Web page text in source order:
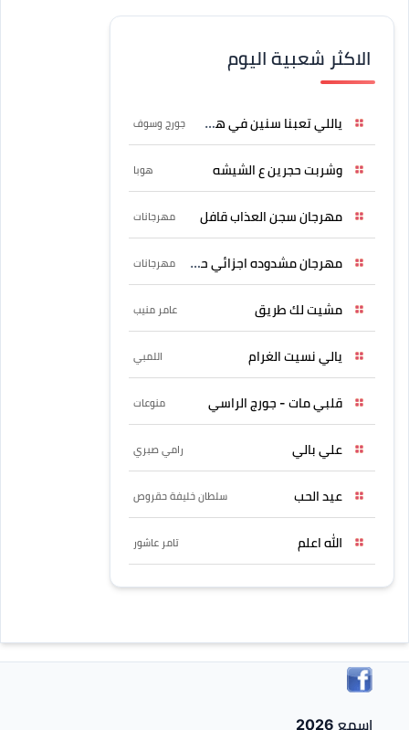
الاكثر شعبية اليوم
ياللي تعبنا سنين في هواه جورج وسوف
وشربت حجرين ع الشيشه هوبا
مهرجان سجن العذاب قافل مهرجانات
مهرجان مشدوده اجزائي حربونى مهرجانات
مشيت لك طريق عامر منيب
يالي نسيت الغرام اللمبي
قلبي مات - جورج الراسي منوعات
علي بالي رامي صبري
عيد الحب سلطان خليفة حقروص
الله اعلم تامر عاشور
اسمع 2026